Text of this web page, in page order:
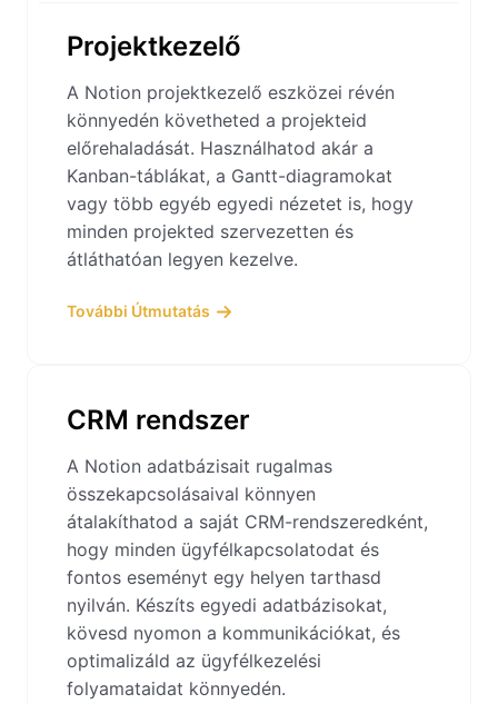
Projektkezelő
A Notion projektkezelő eszközei révén
könnyedén követheted a projekteid
előrehaladását. Használhatod akár a
Kanban-táblákat, a Gantt-diagramokat
vagy több egyéb egyedi nézetet is, hogy
minden projekted szervezetten és
átláthatóan legyen kezelve.
További Útmutatás
CRM rendszer
A Notion adatbázisait rugalmas
összekapcsolásaival könnyen
átalakíthatod a saját CRM-rendszeredként,
hogy minden ügyfélkapcsolatodat és
fontos eseményt egy helyen tarthasd
nyilván. Készíts egyedi adatbázisokat,
kövesd nyomon a kommunikációkat, és
optimalizáld az ügyfélkezelési
folyamataidat könnyedén.